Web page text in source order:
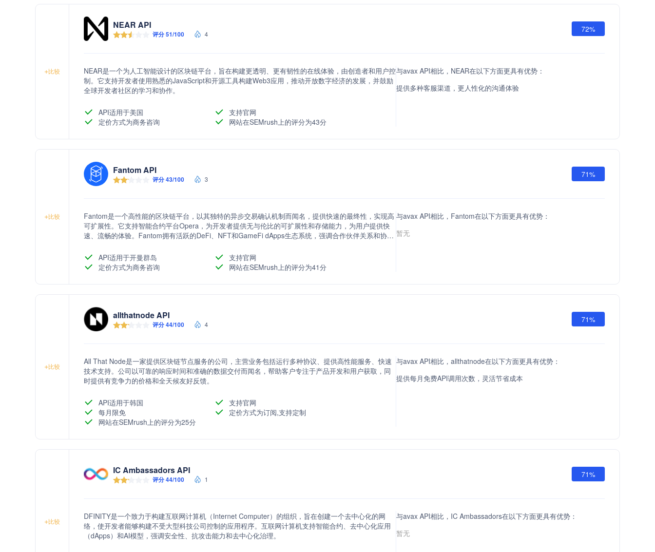
+比较
NEAR API
评分 51/100 4
72%
NEAR是一个为人工智能设计的区块链平台，旨在构建更透明、更有韧性的在线体验，由创造者和用户控
制。它支持开发者使用熟悉的JavaScript和开源工具构建Web3应用，推动开放数字经济的发展，并鼓励
全球开发者社区的学习和协作。
API适用于美国
支持官网
定价方式为商务咨询
网站在SEMrush上的评分为43分
与avax API相比，NEAR在以下方面更具有优势：
提供多种客服渠道，更人性化的沟通体验
+比较
Fantom API
评分 43/100 3
71%
Fantom是一个高性能的区块链平台，以其独特的异步交易确认机制而闻名，提供快速的最终性，实现高
可扩展性。它支持智能合约平台Opera，为开发者提供无与伦比的可扩展性和存储能力，为用户提供快
速、流畅的体验。Fantom拥有活跃的DeFi、NFT和GameFi dApps生态系统，强调合作伙伴关系和协
API适用于开曼群岛
支持官网
定价方式为商务咨询
网站在SEMrush上的评分为41分
与avax API相比，Fantom在以下方面更具有优势：
暂无
+比较
allthatnode API
评分 44/100 4
71%
All That Node是一家提供区块链节点服务的公司，主营业务包括运行多种协议、提供高性能服务、快速
技术支持。公司以可靠的响应时间和准确的数据交付而闻名，帮助客户专注于产品开发和用户获取，同
时提供有竞争力的价格和全天候友好反馈。
API适用于韩国
支持官网
每月限免
定价方式为订阅,支持定制
网站在SEMrush上的评分为25分
与avax API相比，allthatnode在以下方面更具有优势：
提供每月免费API调用次数，灵活节省成本
+比较
IC Ambassadors API
评分 44/100 1
71%
DFINITY是一个致力于构建互联网计算机（Internet Computer）的组织，旨在创建一个去中心化的网
络，使开发者能够构建不受大型科技公司控制的应用程序。互联网计算机支持智能合约、去中心化应用
（dApps）和AI模型，强调安全性、抗攻击能力和去中心化治理。
与avax API相比，IC Ambassadors在以下方面更具有优势：
暂无